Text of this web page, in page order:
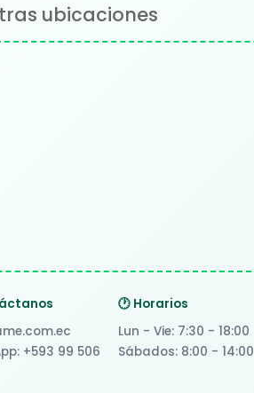
ubicaciones
+593 99 506
🕐 Horarios
Lun - Vie: 7:30 - 18:00
Sábados: 8:00 - 14:00